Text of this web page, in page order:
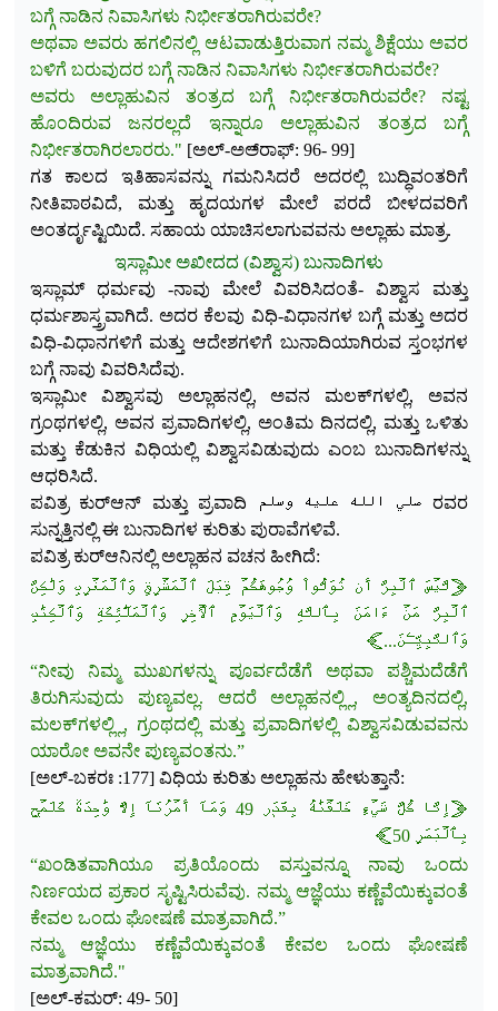
ಬಗ್ಗೆ ನಾಡಿನ ನಿವಾಸಿಗಳು ನಿರ್ಭೀತರಾಗಿರುವರೇ?
ಅಥವಾ ಅವರು ಹಗಲಿನಲ್ಲಿ ಆಟವಾಡುತ್ತಿರುವಾಗ ನಮ್ಮ ಶಿಕ್ಷೆಯು ಅವರ
ಬಳಿಗೆ ಬರುವುದರ ಬಗ್ಗೆ ನಾಡಿನ ನಿವಾಸಿಗಳು ನಿರ್ಭೀತರಾಗಿರುವರೇ?
ಅವರು ಅಲ್ಲಾಹುವಿನ ತಂತ್ರದ ಬಗ್ಗೆ ನಿರ್ಭೀತರಾಗಿರುವರೇ? ನಷ್ಟ
ಹೊಂದಿರುವ ಜನರಲ್ಲದೆ ಇನ್ನಾರೂಅಲ್ಲಾಹುವಿನ ತಂತ್ರದ ಬಗ್ಗೆ
ನಿರ್ಭೀತರಾಗಿರಲಾರರು." [ಅಲ್-ಅಅ್‌ರಾಫ್: 96- 99]
ಗತ ಕಾಲದ ಇತಿಹಾಸವನ್ನು ಗಮನಿಸಿದರೆ ಅದರಲ್ಲಿ ಬುದ್ಧಿವಂತರಿಗೆ
ನೀತಿಪಾಠವಿದೆ, ಮತ್ತು ಹೃದಯಗಳ ಮೇಲೆ ಪರದೆ ಬೀಳದವರಿಗೆ
ಅಂತರ್ದೃಷ್ಟಿಯಿದೆ. ಸಹಾಯ ಯಾಚಿಸಲಾಗುವವನು ಅಲ್ಲಾಹು ಮಾತ್ರ.
ಇಸ್ಲಾಮೀ ಅಖೀದದ (ವಿಶ್ವಾಸ) ಬುನಾದಿಗಳು
ಇಸ್ಲಾಮ್ ಧರ್ಮವು -ನಾವು ಮೇಲೆ ವಿವರಿಸಿದಂತೆ- ವಿಶ್ವಾಸ ಮತ್ತು
ಧರ್ಮಶಾಸ್ತ್ರವಾಗಿದೆ. ಅದರ ಕೆಲವು ವಿಧಿ-ವಿಧಾನಗಳ ಬಗ್ಗೆ ಮತ್ತು ಅದರ
ವಿಧಿ-ವಿಧಾನಗಳಿಗೆ ಮತ್ತು ಆದೇಶಗಳಿಗೆ ಬುನಾದಿಯಾಗಿರುವ ಸ್ತಂಭಗಳ
ಬಗ್ಗೆ ನಾವು ವಿವರಿಸಿದೆವು.
ಇಸ್ಲಾಮೀ ವಿಶ್ವಾಸವು ಅಲ್ಲಾಹನಲ್ಲಿ, ಅವನ ಮಲಕ್‌ಗಳಲ್ಲಿ, ಅವನ
ಗ್ರಂಥಗಳಲ್ಲಿ, ಅವನ ಪ್ರವಾದಿಗಳಲ್ಲಿ, ಅಂತಿಮ ದಿನದಲ್ಲಿ, ಮತ್ತು ಒಳಿತು
ಮತ್ತು ಕೆಡುಕಿನ ವಿಧಿಯಲ್ಲಿ ವಿಶ್ವಾಸವಿಡುವುದು ಎಂಬ ಬುನಾದಿಗಳನ್ನು
ಆಧರಿಸಿದೆ.
ಪವಿತ್ರ ಕುರ್‌ಆನ್ ಮತ್ತು ಪ್ರವಾದಿ صلي الله عليه وسلم ರವರ
ಸುನ್ನತ್ತಿನಲ್ಲಿ ಈ ಬುನಾದಿಗಳ ಕುರಿತು ಪುರಾವೆಗಳಿವೆ.
ಪವಿತ್ರ ಕುರ್‌ಆನಿನಲ್ಲಿ ಅಲ್ಲಾಹನ ವಚನ ಹೀಗಿದೆ:
﴿لَّيۡسَ ٱلۡبِرَّ أَن تُوَلُّواْ وُجُوهَكُمۡ قِبَلَ ٱلۡمَشۡرِقِ وَٱلۡمَغۡرِبِ وَلَٰكِنَّ
ٱلۡبِرَّ مَنۡ ءَامَنَ
بِٱللَّهِ وَٱلۡيَوۡمِ ٱلۡأٓخِرِ وَٱلۡمَلَٰٓئِكَةِ وَٱلۡكِتَٰبِ
وَٱلنَّبِيِّـۧنَ...﴾
“ನೀವು ನಿಮ್ಮ ಮುಖಗಳನ್ನು ಪೂರ್ವದೆಡೆಗೆ ಅಥವಾ ಪಶ್ಚಿಮದೆಡೆಗೆ
ತಿರುಗಿಸುವುದು ಪುಣ್ಯವಲ್ಲ. ಆದರೆ ಅಲ್ಲಾಹನಲ್ಲ್ಲಿ, ಅಂತ್ಯದಿನದಲ್ಲಿ,
ಮಲಕ್‌ಗಳಲ್ಲ್ಲಿ, ಗ್ರಂಥದಲ್ಲಿ ಮತ್ತು ಪ್ರವಾದಿಗಳಲ್ಲಿ ವಿಶ್ವಾಸವಿಡುವವನು
ಯಾರೋ ಅವನೇ ಪುಣ್ಯವಂತನು.”
[ಅಲ್-ಬಕರಃ :177] ವಿಧಿಯ ಕುರಿತು ಅಲ್ಲಾಹನು ಹೇಳುತ್ತಾನೆ:
﴿إِنَّا كُلَّ شَيۡءٍ خَلَقۡنَٰهُ بِقَدَرٖ 49 وَمَآ أَمۡرُنَآ إِلَّا وَٰحِدَةٞ كَلَمۡحِۭ
بِٱلۡبَصَرِ 50﴾
“ಖಂಡಿತವಾಗಿಯೂ ಪ್ರತಿಯೊಂದು ವಸ್ತುವನ್ನೂ ನಾವು ಒಂದು
ನಿರ್ಣಯದ ಪ್ರಕಾರ ಸೃಷ್ಟಿಸಿರುವೆವು. ನಮ್ಮ ಆಜ್ಞೆಯು ಕಣ್ಣೆವೆಯಿಕ್ಕುವಂತೆ
ಕೇವಲ ಒಂದು ಘೋಷಣೆ ಮಾತ್ರವಾಗಿದೆ.”
ನಮ್ಮ ಆಜ್ಞೆಯು ಕಣ್ಣೆವೆಯಿಕ್ಕುವಂತೆ ಕೇವಲ ಒಂದು ಘೋಷಣೆ
ಮಾತ್ರವಾಗಿದೆ."
[ಅಲ್-ಕಮರ್: 49- 50]